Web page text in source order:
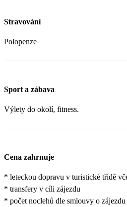
Stravování
Polopenze
Sport a zábava
Výlety do okolí, fitness.
Cena zahrnuje
* leteckou dopravu v turistické třídě
* transfery v cíli zájezdu
* počet noclehů dle smlouvy o zájezdu